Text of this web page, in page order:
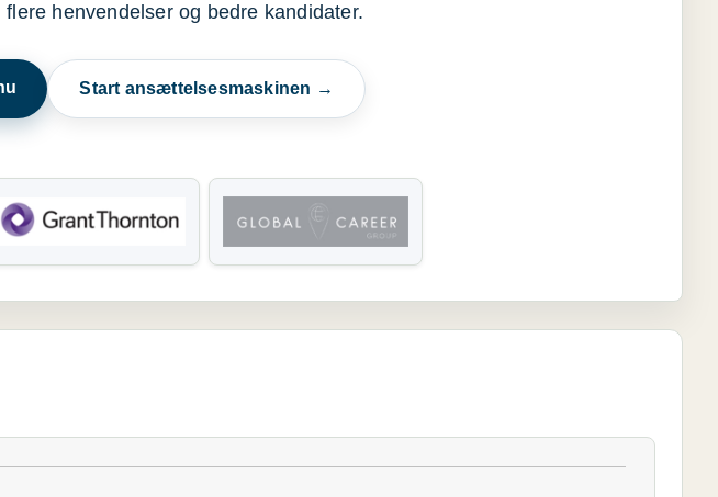
henvendelser og bedre kandidater.
Start ansættelsesmaskinen →